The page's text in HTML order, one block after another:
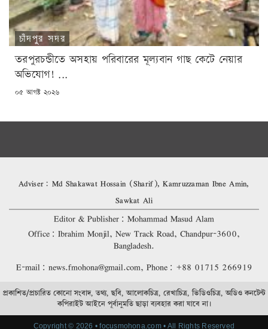
চাঁদপুর সদর
তরপুরচন্ডীতে অসহায় পরিবারের মূল্যবান গাছ কেটে নেয়ার
অভিযোগ! ...
POSTED
০৫ আগষ্ট ২০২৬
Adviser: Md Shakawat Hossain (Sharif), Kamruzzaman Ibne Amin,
Sawkat Ali
Editor & Publisher: Mohammad Masud Alam
Office: Ibrahim Monjil, New Track Road, Chandpur-3600,
Bangladesh.
E-mail: news.fmohona@gmail.com, Phone: +88 01715 266919
প্রকাশিত/প্রচারিত কোনো সংবাদ, তথ্য, ছবি, আলোকচিত্র, রেখাচিত্র, ভিডিওচিত্র, অডিও কনটেন্ট
কপিরাইট আইনে পূর্বানুমতি ছাড়া ব্যবহার করা যাবে না।
Copyright © 2026 • focusmohona.com • All Rights Reserved